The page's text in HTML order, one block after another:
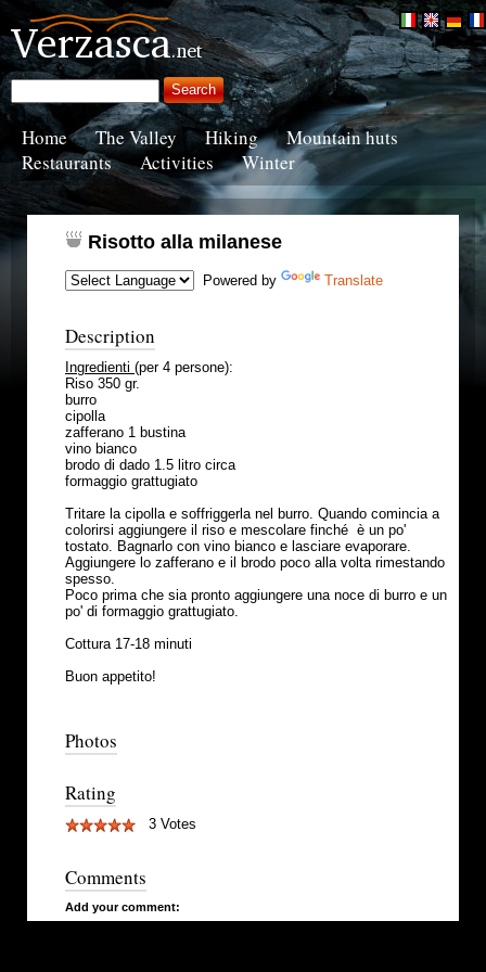
Home The Valley Hiking
Mountain huts
Restaurants
Activities Winter
Risotto alla milanese
Powered by Translate
Description
Ingredienti (per 4 persone):
Riso 350 gr.
burro
cipolla
zafferano 1 bustina
vino bianco
brodo di dado 1.5 litro circa
formaggio grattugiato
Tritare la cipolla e soffriggerla nel burro. Quando comincia a
colorirsi aggiungere il riso e mescolare finché è un po'
tostato. Bagnarlo con vino bianco e lasciare evaporare.
Aggiungere lo zafferano e il brodo poco alla volta rimestando
spesso.
Poco prima che sia pronto aggiungere una noce di burro e un
po' di formaggio grattugiato.
Cottura 17-18 minuti
Buon appetito!
Photos
Rating
3 Votes
Comments
Add your comment: